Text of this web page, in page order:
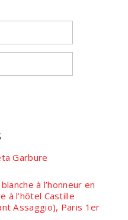
Garbure
à l’honneur en
à l’hôtel Castille
Assaggio), Paris 1er